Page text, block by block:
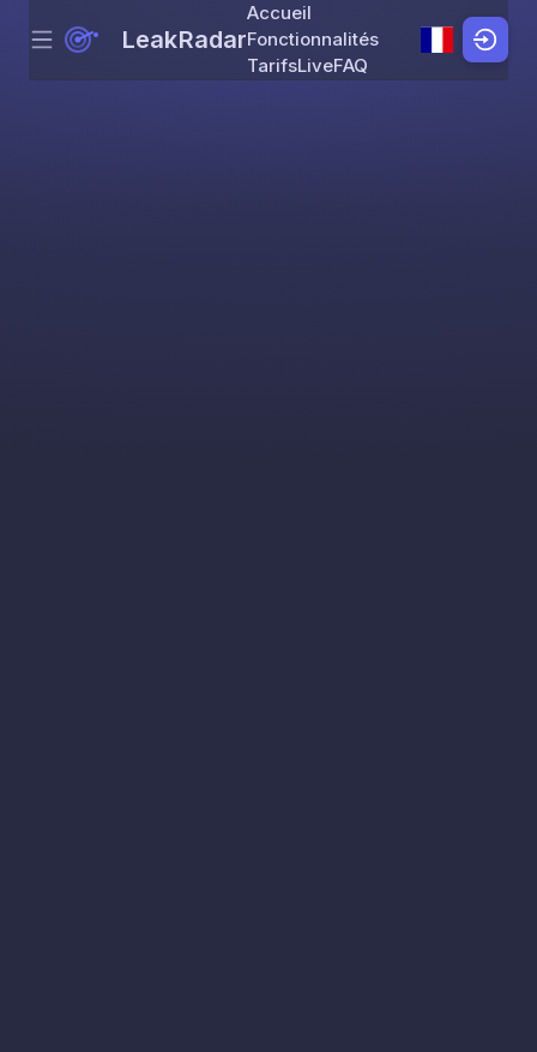
Skip to content
Menu LeakRadar
Accueil
Fonctionnalités
TarifsLiveFAQ